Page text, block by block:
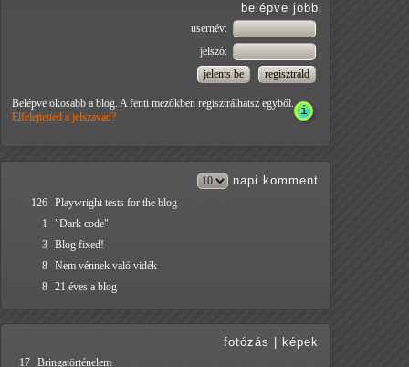
belépve jobb
usernév:
jelszó:
Belépve okosabb a blog. A fenti mezőkben regisztrálhatsz egyből.
Elfelejtetted a jelszavad?
napi komment
126 Playwright tests for the blog
1
"Dark code"
3 Blog fixed!
8 Nem vénnek való vidék
8 21 éves a blog
fotózás képek
17 Bringatörténelem